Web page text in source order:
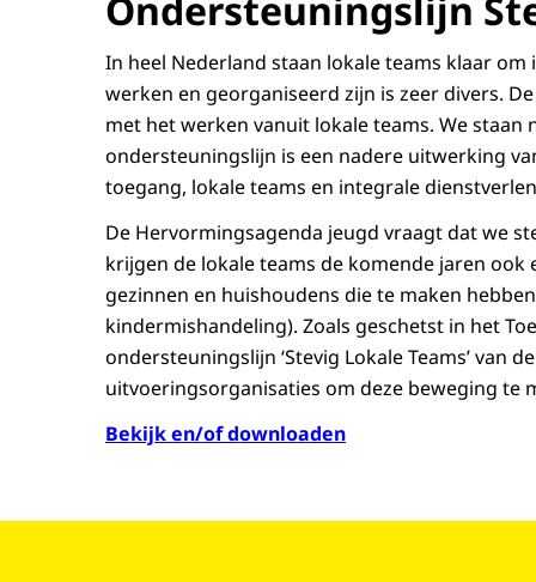
werkzame elementen zijn om deze
Bekijk en/of download de rapportage
Handreiking bij KPMG
wijkteams
In deze handreiking gaan we in op de
professionals die werken in of met
van de inzichten en basisfuncties die
geformuleerd in het KPMG-rapport.
Bekijk en/of download de
Onderzoek van Zwaan
effectiviteit van
van der Vlist, directeur van De Kleine
Lees meer op de website van
In heel Nederland staan lokale teams klaar
werken en georganiseerd zijn is zeer divers.
met het werken vanuit lokale teams. We
ondersteuningslijn is een nadere uitwerking
toegang, lokale teams en integrale
De Hervormingsagenda jeugd vraagt dat we
krijgen de lokale teams de komende jaren
gezinnen en huishoudens die te maken
kindermishandeling). Zoals geschetst in het
ondersteuningslijn ‘Stevig Lokale Teams’ van
uitvoeringsorganisaties om deze beweging te
Bekijk en/of downloaden